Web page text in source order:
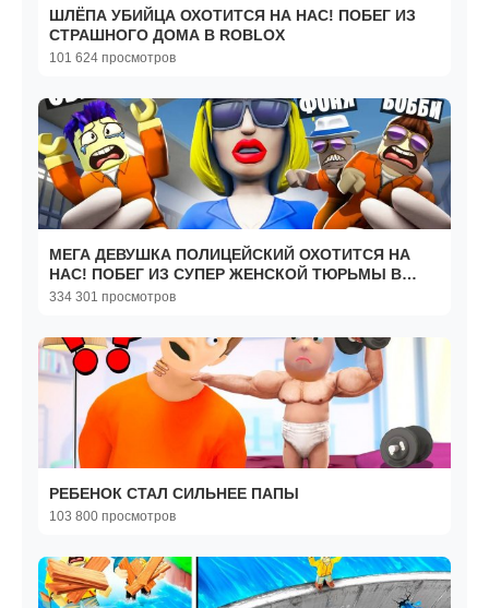
ШЛЁПА УБИЙЦА ОХОТИТСЯ НА НАС! ПОБЕГ ИЗ
СТРАШНОГО ДОМА В ROBLOX
101 624 просмотров
МЕГА ДЕВУШКА ПОЛИЦЕЙСКИЙ ОХОТИТСЯ НА
НАС! ПОБЕГ ИЗ СУПЕР ЖЕНСКОЙ ТЮРЬМЫ В
ROBLOX
334 301 просмотров
РЕБЕНОК СТАЛ СИЛЬНЕЕ ПАПЫ
103 800 просмотров